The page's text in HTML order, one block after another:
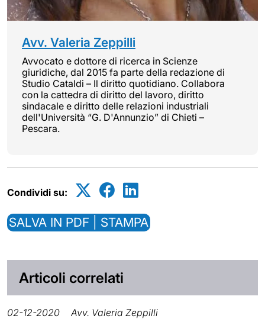
Avv. Valeria Zeppilli
Avvocato e dottore di ricerca in Scienze
giuridiche, dal 2015 fa parte della redazione di
Studio Cataldi – Il diritto quotidiano. Collabora
con la cattedra di diritto del lavoro, diritto
sindacale e diritto delle relazioni industriali
dell'Università “G. D'Annunzio” di Chieti –
Pescara.
Condividi su:
SALVA IN PDF | STAMPA
Articoli correlati
02-12-2020 Avv. Valeria Zeppilli